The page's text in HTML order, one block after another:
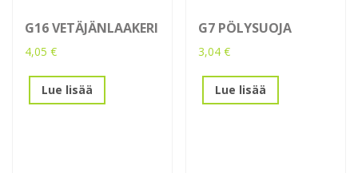
G16 VETÄJÄNLAAKERI
4,05 €
Lue lisää
G7 PÖLYSUOJA
3,04€
Lue lisää